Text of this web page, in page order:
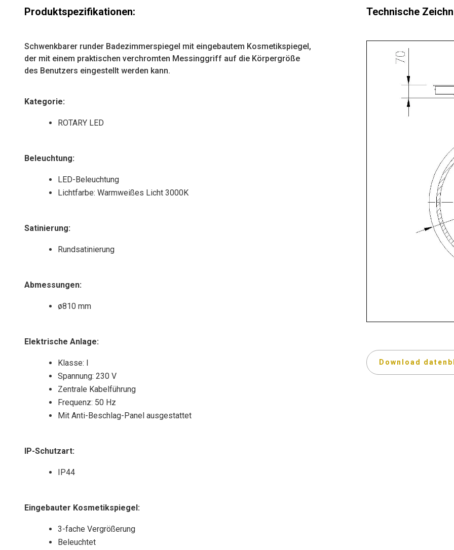
v
e
:
Produktspezifikationen:
Schwenkbarer runder Badezimmerspiegel mit eingebautem Kosmetikspiegel,
der mit einem praktischen verchromten Messinggriff auf die Körpergröße
des Benutzers eingestellt werden kann.
Kategorie:
ROTARY LED
Beleuchtung:
LED-Beleuchtung
Lichtfarbe: Warmweißes Licht 3000K
Satinierung:
Rundsatinierung
Abmessungen:
ø810 mm
Elektrische Anlage:
Klasse: I
Spannung: 230 V
Zentrale Kabelführung
Frequenz: 50 Hz
Mit Anti-Beschlag-Panel ausgestattet
IP-Schutzart:
IP44
Eingebauter Kosmetikspiegel:
3-fache Vergrößerung
Beleuchtet
Technische
Download